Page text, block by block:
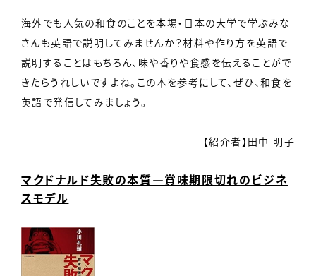
海外でも人気の和食のことを本場・日本の大学で学ぶみな
さんも英語で説明してみませんか？材料や作り方を英語で
説明することはもちろん、味や香りや食感を伝えることがで
きたらうれしいですよね。この本を参考にして、ぜひ、和食を
英語で発信してみましょう。
【紹介者】田中 明子
マクドナルド失敗の本質―賞味期限切れのビジネ
スモデル